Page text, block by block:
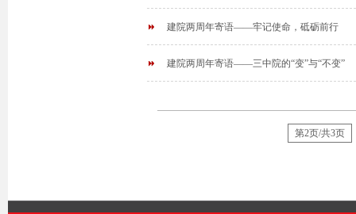
建院两周年寄语——牢记使命，砥砺前行
建院两周年寄语——三中院的“变”与“不变”
第2页/共3页